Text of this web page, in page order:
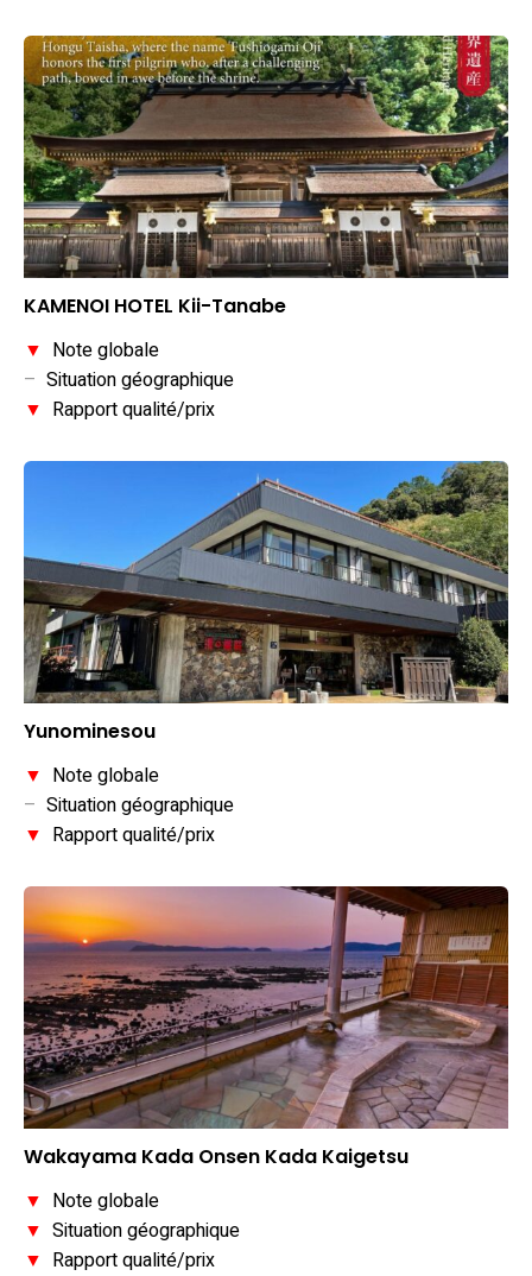
KAMENOI HOTEL Kii-Tanabe
▼ Note globale
– Situation géographique
▼ Rapport qualité/prix
Yunominesou
▼ Note globale
– Situation géographique
▼ Rapport qualité/prix
Wakayama Kada Onsen Kada Kaigetsu
▼ Note globale
▼ Situation géographique
▼ Rapport qualité/prix